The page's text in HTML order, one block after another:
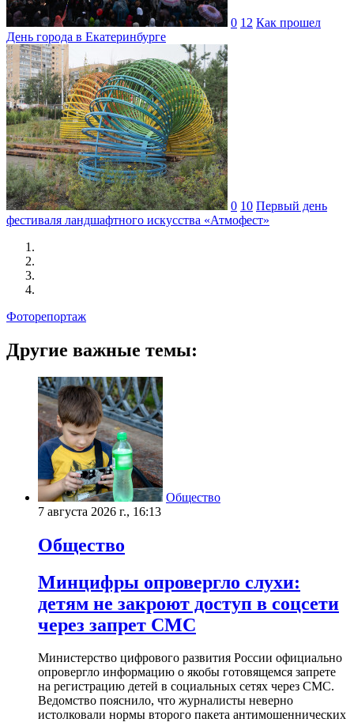
0 12 Как прошел
День города в Екатеринбурге
0 10 Первый день
фестиваля ландшафтного искусства «Атмофест»
Фоторепортаж
Другие важные темы:
Общество
7 августа 2026 г., 16:13
Общество
Минцифры опровергло слухи:
детям не закроют доступ в соцсети
через запрет СМС
Министерство цифрового развития России официально
опровергло информацию о якобы готовящемся запрете
на регистрацию детей в социальных сетях через СМС.
Ведомство пояснило, что журналисты неверно
истолковали нормы второго пакета антимошеннических